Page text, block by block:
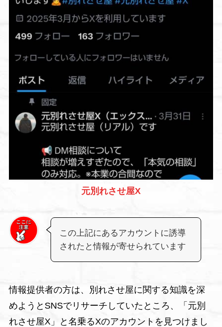
元別れさせ屋X
この上記にあるアカウントに誘導
されたと情報が寄せられています
情報提供者の方は、別れさせ屋に関する知識を深
めようとSNSでリサーチしていたところ、「元別
れさせ屋X」と名乗るXのアカウントを見つけまし